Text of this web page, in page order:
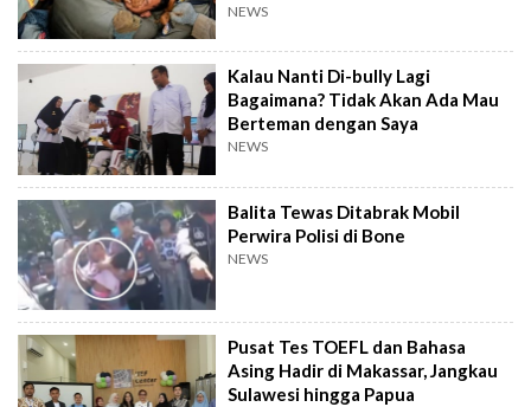
NEWS
Kalau Nanti Di-bully Lagi
Bagaimana? Tidak Akan Ada Mau
Berteman dengan Saya
NEWS
Balita Tewas Ditabrak Mobil
Perwira Polisi di Bone
NEWS
Pusat Tes TOEFL dan Bahasa
Asing Hadir di Makassar, Jangkau
Sulawesi hingga Papua